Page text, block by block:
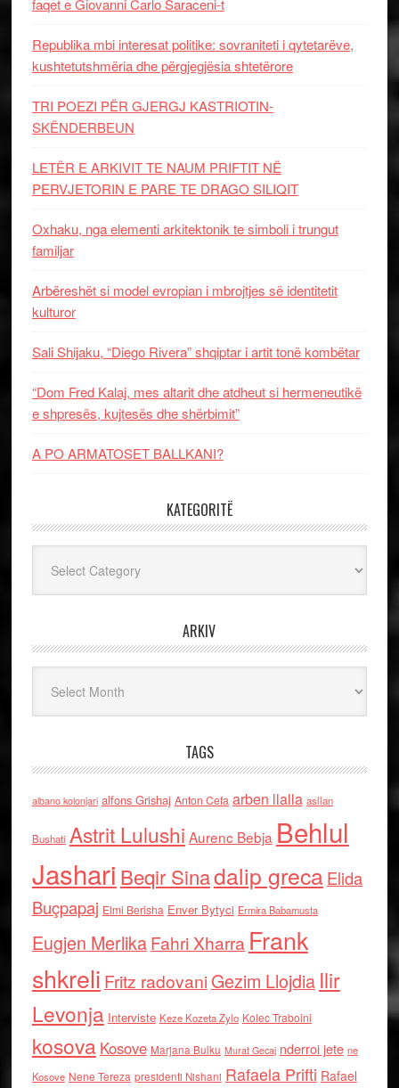
faqet e Giovanni Carlo Saraceni-t
Republika mbi interesat politike: sovraniteti i qytetarëve,
kushtetutshmëria dhe përgjegjësia shtetërore
TRI POEZI PËR GJERGJ KASTRIOTIN-
SKËNDERBEUN
LETËR E ARKIVIT TE NAUM PRIFTIT NË
PERVJETORIN E PARE TE DRAGO SILIQIT
Oxhaku, nga elementi arkitektonik te simboli i trungut
familjar
Arbëreshët si model evropian i mbrojtjes së identitetit
kulturor
Sali Shijaku, “Diego Rivera” shqiptar i artit tonë kombëtar
“Dom Fred Kalaj, mes altarit dhe atdheut si hermeneutikë
e shpresës, kujtesës dhe shërbimit”
A PO ARMATOSET BALLKANI?
KATEGORITË
ARKIV
TAGS
albano kolonjari alfons Grishaj Anton Cefa arben llalla asllan
Bushati Astrit Lulushi Aurenc Bebja Behlul
Jashari Beqir Sinadalip grecaElida
Buçpapaj Elmi Berisha Enver Bytyci Ermira Babamusta
Eugjen MerlikaFahri Xharra Frank
shkreli Fritz radovaniGezim Llojdia Ilir
Levonja Interviste Keze Kozeta Zylo Kolec Traboini
kosova Kosove Marjana Bulku Murat Gecaj nderroi jete ne
Kosove Nene Tereza presidenti Nishani Rafaela Prifti Rafael